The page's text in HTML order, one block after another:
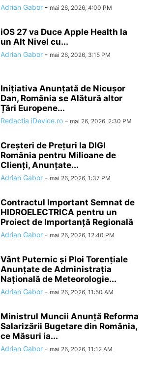
Adrian Gabor - mai 26, 2026, 4:00 PM
iOS 27 va Duce Apple Health la
un Alt Nivel cu...
Adrian Gabor - mai 26, 2026, 3:15 PM
Inițiativa Anunțată de Nicușor
Dan, România se Alătură altor
Țări Europene...
Redactia iDevice.ro - mai 26, 2026, 2:30 PM
Creșteri de Prețuri la DIGI
România pentru Milioane de
Clienți, Anunțate...
Adrian Gabor - mai 26, 2026, 1:37 PM
Contractul Important Semnat de
HIDROELECTRICA pentru un
Proiect de Importanță Regională
Adrian Gabor - mai 26, 2026, 12:40 PM
Vânt Puternic și Ploi Torențiale
Anunțate de Administrația
Națională de Meteorologie...
Adrian Gabor - mai 26, 2026, 11:50 AM
Ministrul Muncii Anunță Reforma
Salarizării Bugetare din România,
ce Măsuri ia...
Adrian Gabor - mai 26, 2026, 11:12 AM